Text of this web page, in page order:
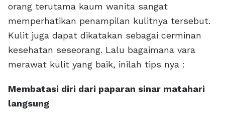
orang terutama kaum wanita sangat
memperhatikan penampilan kulitnya tersebut.
Kulit juga dapat dikatakan sebagai cerminan
kesehatan seseorang. Lalu bagaimana vara
merawat kulit yang baik, inilah tips nya :
Membatasi diri dari paparan sinar matahari
langsung